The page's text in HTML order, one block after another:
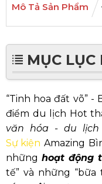
Mô Tả Sản Phẩm
MỤC LỤC
“Tinh hoa đất võ”
điểm du lịch Hot
văn hóa - du lịch
Sự kiện Amazing
nhữnghoạt động
tế” và những “bữa